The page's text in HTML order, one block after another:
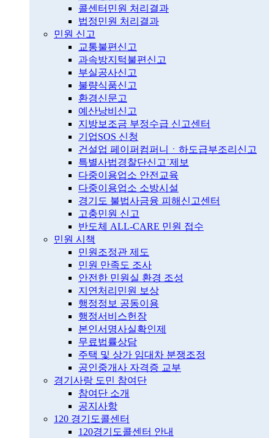
콜센터민원 처리결과
법정민원 처리결과
민원 신고
교통불편신고
과속방지턱불편신고
부실공사신고
불량식품신고
환경신문고
예산낭비신고
지방보조금 부정수급 신고센터
기업SOS 신청
건설업 페이퍼컴퍼니ㆍ하도급부조리신고
특별사법경찰단신고˙제보
다중이용업소 안전교육
다중이용업소 소방시설
경기도 불법사금융 피해신고센터
고충민원 신고
반도체 ALL-CARE 민원 접수
민원 시책
민원조정관 제도
민원 만족도 조사
안전한 민원실 환경 조성
지연처리민원 보상
행정정보 공동이용
행정서비스헌장
본인서명사실확인제
무료법률상담
주택 및 상가 임대차 분쟁조정
공인중개사 자격증 교부
경기사랑 도민 참여단
참여단 소개
공지사항
120 경기도콜센터
120경기도콜센터 안내